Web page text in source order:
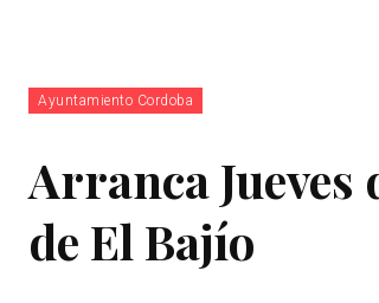
Ayuntamiento Cordoba
Arranca
de El Bajío